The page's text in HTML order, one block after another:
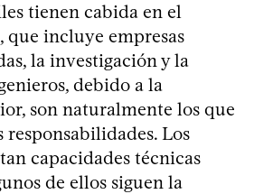
tienen cabida en el
que incluye empresas
la investigación y la
debido a la
son naturalmente los que
responsabilidades. Los
capacidades técnicas
de ellos siguen la